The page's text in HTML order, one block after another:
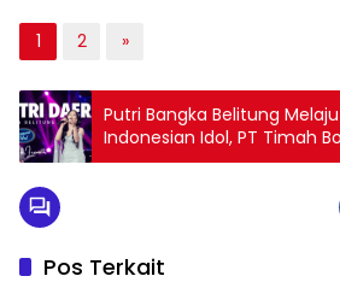
1 2 »
Putri Bangka Belitung
Indonesian Idol, PT Timah
Shabrina Leanor Saksikan
Pos Terkait